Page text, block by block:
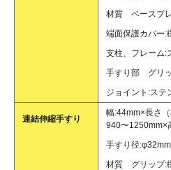
材質 ベースプ
端面保護カバー:
支柱、フレーム:
手すり部 グリ
ジョイント:ステ
連結伸縮手すり
幅:44mm×長さ
940〜1250mm×
手すり径
材質 グリップ: